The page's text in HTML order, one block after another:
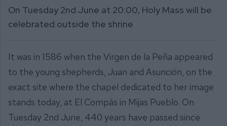
On Tuesday 2nd June at 20:00, Holy Mass will be
celebrated outside the shrine
It was in 1586 when the Virgen de la Peña appeared
to the young shepherds, Juan and Asunción, on the
exact site where the chapel dedicated to her image
stands today, at El Compás in Mijas Pueblo. On
Tuesday 2nd June, 440 years have passed since